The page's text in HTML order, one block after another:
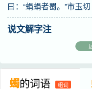
曰：“蜎蜎者蜀。”市玉切
说文解字注
（蜀）葵中蠶也。葵爾
傳言蟲、許言蠶者、蜀
蠋的词语 组词